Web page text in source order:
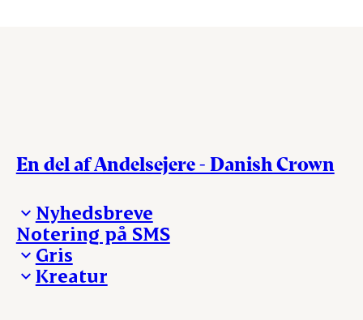
En del af Andelsejere - Danish Crown
Nyhedsbreve
Madinspiration - nyhedsbrev
Notering på SMS
Gris
Ejerinformation
Kreatur